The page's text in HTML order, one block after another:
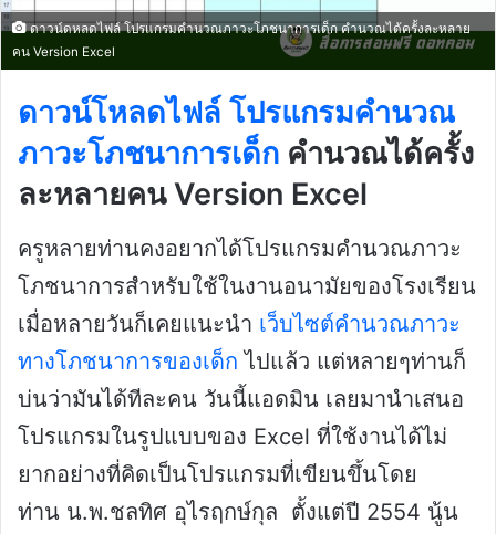
ดาวน์ดหลดไฟล์ โปรแกรมคำนวณภาวะโภชนาการเด็ก คำนวณได้ครั้งละหลาย
คน Version Excel
ดาวน์โหลดไฟล์ โปรแกรมคำนวณ
ภาวะโภชนาการเด็ก คำนวณได้ครั้ง
ละหลายคน Version Excel
ครูหลายท่านคงอยากได้โปรแกรมคำนวณภาวะ
โภชนาการสำหรับใช้ในงานอนามัยของโรงเรียน
เมื่อหลายวันก็เคยแนะนำ เว็บไซต์คำนวณภาวะ
ทางโภชนาการของเด็ก ไปแล้ว แต่หลายๆท่านก็
บ่นว่ามันได้ทีละคน วันนี้แอดมิน เลยมานำเสนอ
โปรแกรมในรูปแบบของ Excel ที่ใช้งานได้ไม่
ยากอย่างที่คิดเป็นโปรแกรมที่เขียนขึ้นโดย
ท่าน น.พ.ชลทิศ อุไรฤกษ์กุล ตั้งแต่ปี 2554 นู้น